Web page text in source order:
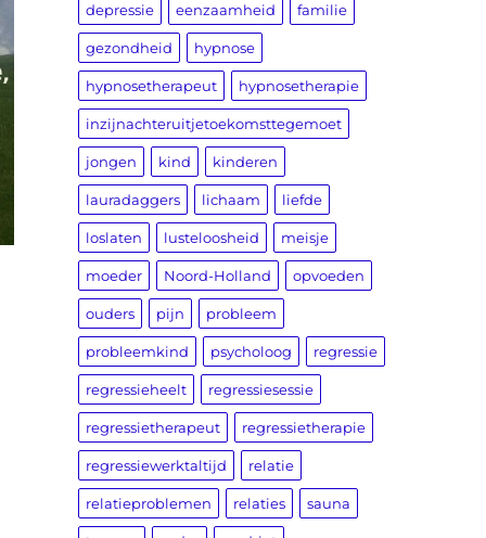
depressie eenzaamheid familie
gezondheid hypnose
hypnosetherapeut hypnosetherapie
inzijnachteruitjetoekomsttegemoet
jongen kind kinderen
lauradaggers lichaam liefde
loslaten lusteloosheid meisje
moeder Noord-Holland opvoeden
ouders pijn probleem
probleemkind psycholoog regressie
regressieheelt regressiesessie
regressietherapeut regressietherapie
regressiewerktaltijd relatie
relatieproblemen relaties sauna